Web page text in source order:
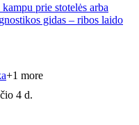
prie stotelės arba
gidas – ribos laido
+1 more
4 d.